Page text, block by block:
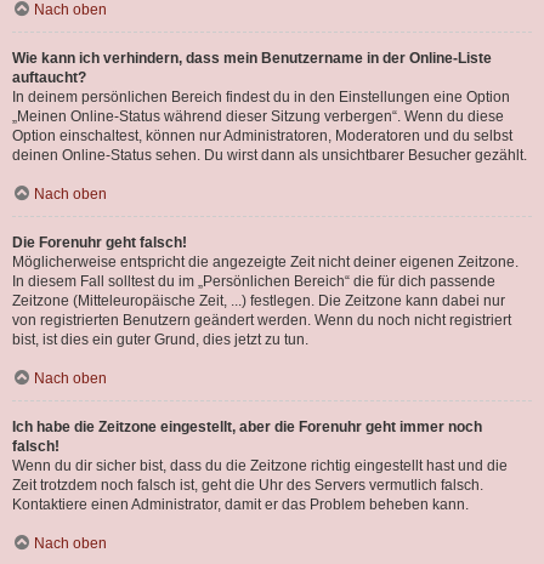
Nach oben
Wie kann ich verhindern, dass mein Benutzername in der Online-Liste
auftaucht?
In deinem persönlichen Bereich findest du in den Einstellungen eine Option
„Meinen Online-Status während dieser Sitzung verbergen“. Wenn du diese
Option einschaltest, können nur Administratoren, Moderatoren und du selbst
deinen Online-Status sehen. Du wirst dann als unsichtbarer Besucher gezählt.
Nach oben
Die Forenuhr geht falsch!
Möglicherweise entspricht die angezeigte Zeit nicht deiner eigenen Zeitzone.
In diesem Fall solltest du im „Persönlichen Bereich“ die für dich passende
Zeitzone (Mitteleuropäische Zeit, ...) festlegen. Die Zeitzone kann dabei nur
von registrierten Benutzern geändert werden. Wenn du noch nicht registriert
bist, ist dies ein guter Grund, dies jetzt zu tun.
Nach oben
Ich habe die Zeitzone eingestellt, aber die Forenuhr geht immer noch
falsch!
Wenn du dir sicher bist, dass du die Zeitzone richtig eingestellt hast und die
Zeit trotzdem noch falsch ist, geht die Uhr des Servers vermutlich falsch.
Kontaktiere einen Administrator, damit er das Problem beheben kann.
Nach oben